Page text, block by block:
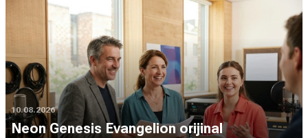
10.08.2026
Neon Genesis Evangelion orijinal